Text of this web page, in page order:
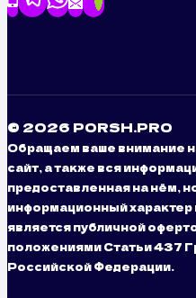
© 2026 PORSH.PRO
Обращаем ваше внимание
сайт, а также вся
предоставленная на нём,
информационный характер
является публичной
положениями Статьи 437
Российской Федерации.